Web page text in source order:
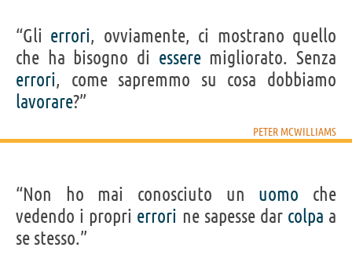
“Gli errori, ovviamente, ci mostrano quello
che ha bisogno di esseremigliorato. Senza
errori, come sapremmo su cosa dobbiamo
lavorare?”
PETER MCWILLIAMS
“Non ho mai conosciuto un uomo che
vedendo i propri errori ne sapesse dar colpa a
se stesso.”